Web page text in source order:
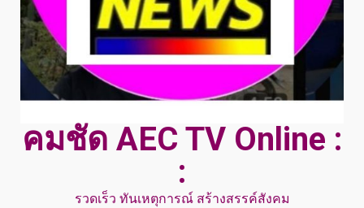
คมชัด AEC TV Online :
:
รวดเร็ว ทันเหตุการณ์ สร้างสรรค์สังคม